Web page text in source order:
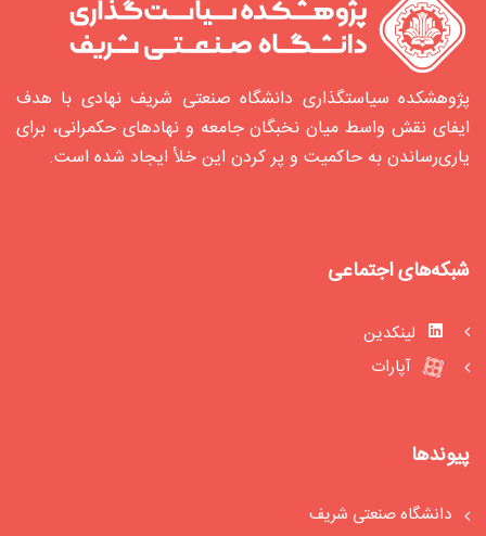
پژوهشکده سیاستگذاری دانشگاه صنعتی شریف نهادی با هدف
ایفای نقش واسط میان نخبگان جامعه و نهادهای حکمرانی، برای
یاری‌رساندن به حاکمیت و پر کردن این خلأ ایجاد شده‌ است.
شبکه‌های اجتماعی
لینکدین
آپارات
پیوندها
دانشگاه صنعتی شریف